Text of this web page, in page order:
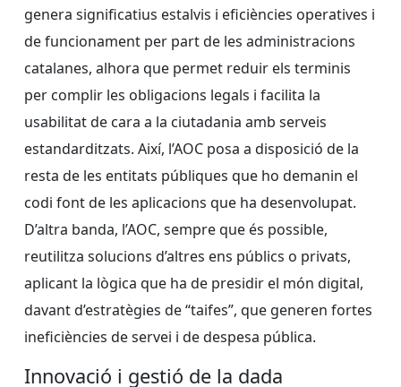
genera significatius estalvis i eficiències operatives i
de funcionament per part de les administracions
catalanes, alhora que permet reduir els terminis
per complir les obligacions legals i facilita la
usabilitat de cara a la ciutadania amb serveis
estandarditzats. Així, l’AOC posa a disposició de la
resta de les entitats públiques que ho demanin el
codi font de les aplicacions que ha desenvolupat.
D’altra banda, l’AOC, sempre que és possible,
reutilitza solucions d’altres ens públics o privats,
aplicant la lògica que ha de presidir el món digital,
davant d’estratègies de “taifes”, que generen fortes
ineficiències de servei i de despesa pública.
Innovació i gestió de la dada